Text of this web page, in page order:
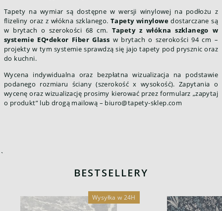
Tapety na wymiar są dostępne w wersji winylowej na podłożu z
flizeliny oraz z włókna szklanego. Tapety winylowe dostarczane są
w brytach o szerokości 68 cm. Tapety z włókna szklanego w
systemie EQ•dekor Fiber Glass w brytach o szerokości 94 cm –
projekty w tym systemie sprawdzą się jajo tapety pod prysznic oraz
do kuchni.
Wycena indywidualna oraz bezpłatna wizualizacja na podstawie
podanego rozmiaru ściany (szerokość x wysokość). Zapytania o
wycenę oraz wizualizację prosimy kierować przez formularz „zapytaj
o produkt” lub drogą mailową – biuro@tapety-sklep.com
`
BESTSELLERY
Wysyłka w 24H